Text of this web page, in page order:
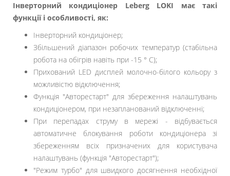
Інверторний кондиціонер Leberg LOKI має такі
функції і особливості, як:
Інверторний кондиціонер;
Збільшений діапазон робочих температур (стабільна
робота на обігрів навіть при -15 ° С);
Прихований LED дисплей молочно-білого кольору з
можливістю відключення;
Функція "Авторестарт" для збереження налаштувань
кондиціонером, при незапланований відключенні;
При перепадах струму в мережі - відбувається
автоматичне блокування роботи кондиціонера зі
збереженням всіх призначених для користувача
налаштувань (функція "Авторестарт");
"Режим турбо" для швидкого досягнення необхідної